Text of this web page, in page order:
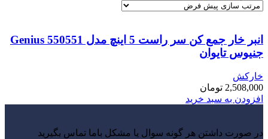
انبر خار جمع کن سر راست 5 اینچ مدل Genius 550551
جنیوس تایوان
خارکش
2,508,000 تومان
افزودن به سبد خرید
در صورت داشتن هر گونه سوال یا مشکل باما تماس بگیرید